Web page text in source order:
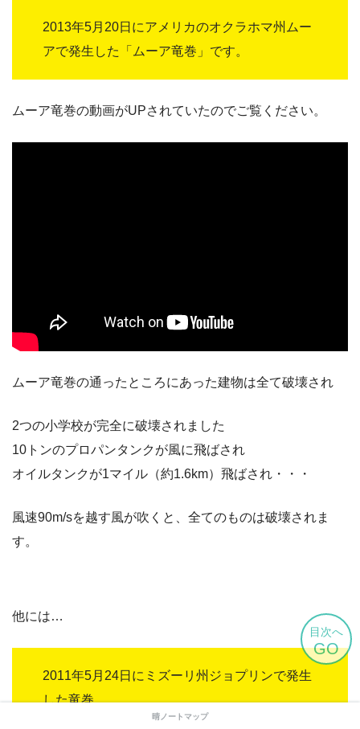
目次へ
GO
2013年5月20日にアメリカのオクラホマ州ムー
アで発生した「ムーア竜巻」です。
ムーア竜巻の動画がUPされていたのでご覧ください。
ムーア竜巻の通ったところにあった建物は全て破壊され
2つの小学校が完全に破壊されました
10トンのプロパンタンクが風に飛ばされ
オイルタンクが1マイル（約1.6km）飛ばされ・・・
風速90m/sを越す風が吹くと、全てのものは破壊されま
す。
他には…
2011年5月24日にミズーリ州ジョプリンで発生
した竜巻
晴ノートマップ